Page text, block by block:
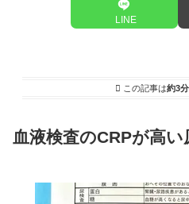
LINE
この記事は約3分
血液検査のCRPが高い